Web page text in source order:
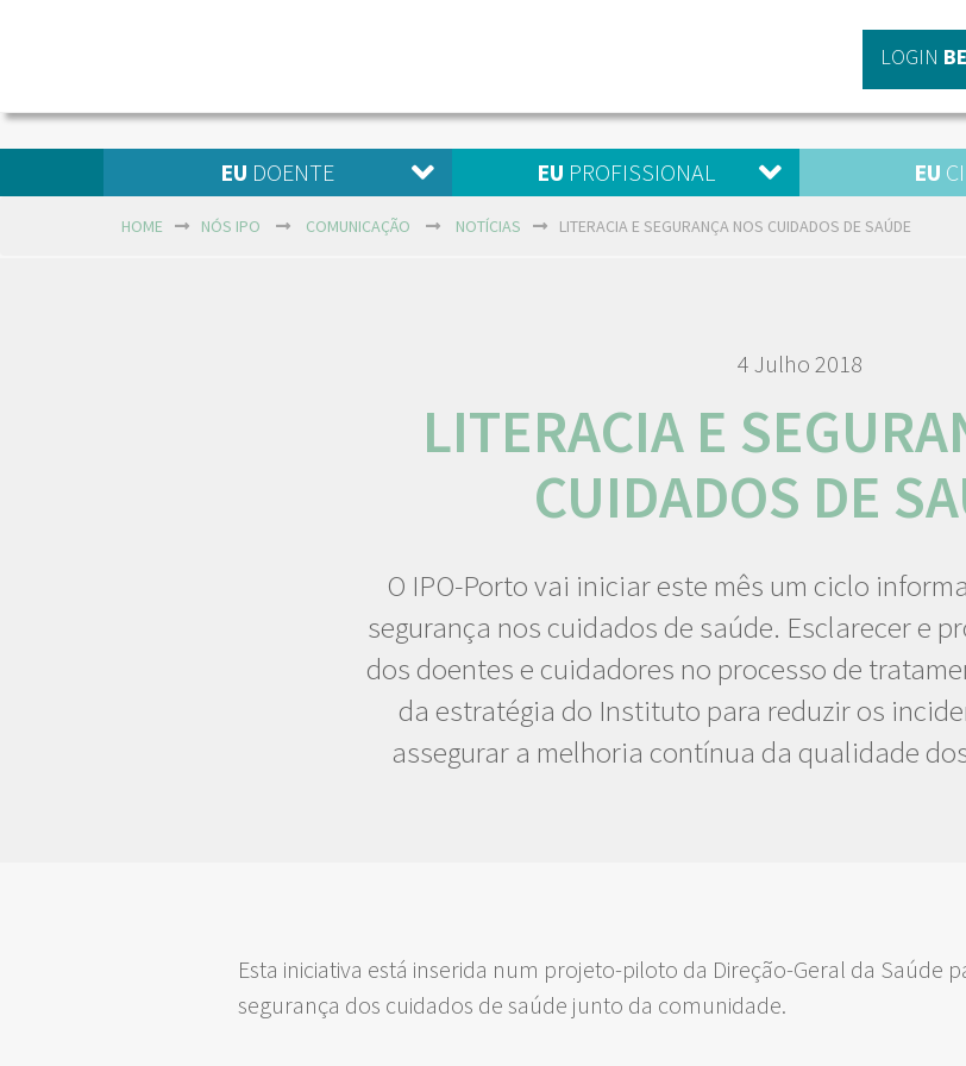
LOGIN
EU DOENTE EU PROFISSIONAL EU
HOME NÓS IPO COMUNICAÇÃO NOTÍCIAS LITERACIA E SEGURANÇA NOS CUIDADOS DE SAÚDE
4 Julho 2018
LITERACIA E
CUIDADOS DE
O IPO-Porto vai iniciar este mês um ciclo
segurança nos cuidados de saúde. Esclarecer e
dos doentes e cuidadores no processo de
da estratégia do Instituto para reduzir os
assegurar a melhoria contínua da qualidade
Esta iniciativa está inserida num projeto-piloto da Direção-Geral da Saúde
segurança dos cuidados de saúde junto da comunidade.